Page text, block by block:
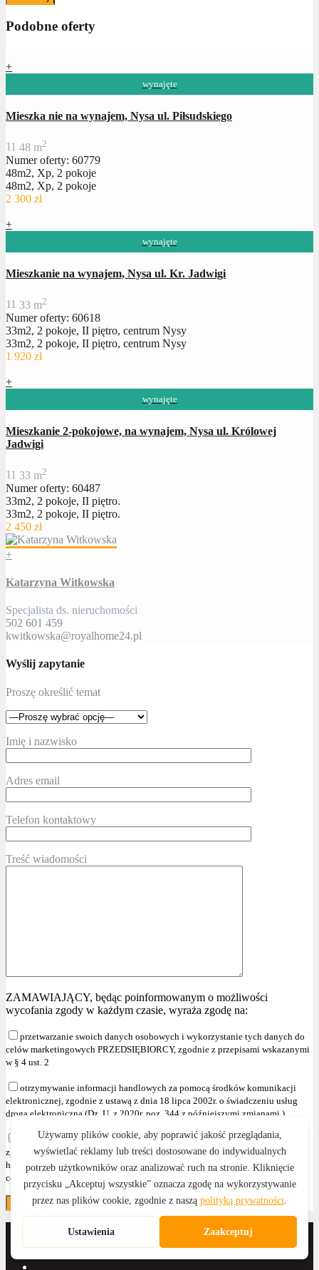
Podobne oferty
+
wynajęte
Mieszka nie na wynajem, Nysa ul. Piłsudskiego
11 48 m2
Numer oferty: 60779
48m2, Xp, 2 pokoje
48m2, Xp, 2 pokoje
2 300 zł
+
wynajęte
Mieszkanie na wynajem, Nysa ul. Kr. Jadwigi
11 33 m2
Numer oferty: 60618
33m2, 2 pokoje, II piętro, centrum Nysy
33m2, 2 pokoje, II piętro, centrum Nysy
1 920 zł
+
wynajęte
Mieszkanie 2-pokojowe, na wynajem, Nysa ul. Królowej
Jadwigi
11 33 m2
Numer oferty: 60487
33m2, 2 pokoje, II piętro.
33m2, 2 pokoje, II piętro.
2 450 zł
+
Katarzyna Witkowska
Specjalista ds. nieruchomości
502 601 459
kwitkowska@royalhome24.pl
Wyślij zapytanie
Proszę określić temat
Imię i nazwisko
Adres email
Telefon kontaktowy
Treść wiadomości
ZAMAWIAJĄCY, będąc poinformowanym o możliwości
wycofania zgody w każdym czasie, wyraża zgodę na:
przetwarzanie swoich danych osobowych i wykorzystanie tych danych do
celów marketingowych PRZEDSIĘBIORCY, zgodnie z przepisami wskazanymi
w § 4 ust. 2
otrzymywanie informacji handlowych za pomocą środków komunikacji
elektronicznej, zgodnie z ustawą z dnia 18 lipca 2002r. o świadczeniu usług
drogą elektroniczną (Dz. U. z 2020r. poz. 344 z późniejszymi zmianami )
przetwarzanie swoich danych osobowych i wykorzystanie tych danych,
zgodnie z przepisami wskazanymi w § 4 ust. 2 , w celu przesyłania informacji
handlowych oraz używania telekomunikacyjnych urządzeń końcowych dla
celów marketingu bezpośredniego."